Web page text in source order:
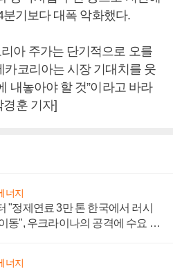
기보다 대폭 악화했다.
아 주가는 단기적으로 오를
카코리아는 시장 기대치를 웃
내놓아야 할 것”이라고 바라
훈 기자]
너지
"정제연료 3만 톤 한국에서 러시
동", 우크라이나의 공격에 수요 늘
너지